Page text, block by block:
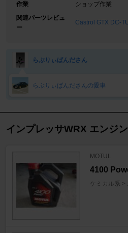
作業
ショップ作業
関連パーツレビュ
ー
Castrol GTX DC-
らぶりぃぱんださん
らぶりぃぱんださんの愛車
インプレッサWRX エンジ
MOTUL
4100
ケミカル系 >